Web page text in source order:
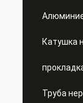
Катушка
Труба